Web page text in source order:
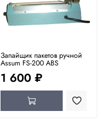
Запайщик пакетов ручной
Assum FS-200 ABS
1 600 ₽